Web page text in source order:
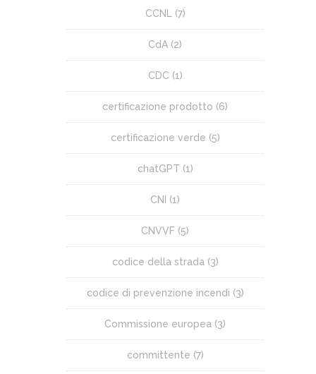
CCNL (7)
CdA (2)
CDC (1)
certificazione prodotto (6)
certificazione verde (5)
chatGPT (1)
CNI (1)
CNVVF (5)
codice della strada (3)
codice di prevenzione incendi (3)
Commissione europea (3)
committente (7)